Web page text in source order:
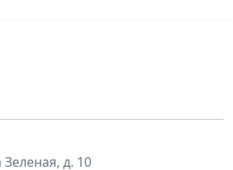
Зеленая, д. 10